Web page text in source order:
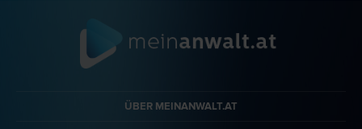
ÜBER MEINANWALT.AT